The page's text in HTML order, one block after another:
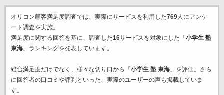
オリコン顧客満足度調査では、実際にサービスを利用した769人にアンケ
ート調査を実施。
満足度に関する回答を基に、調査した16サービスを対象にした「 小学生 塾
東海」ランキングを発表しています。
総合満足度だけでなく、様々な切り口から「 小学生 塾 東海」を評価。さら
に回答者の口コミや評判といった、実際のユーザーの声も掲載していま
す。